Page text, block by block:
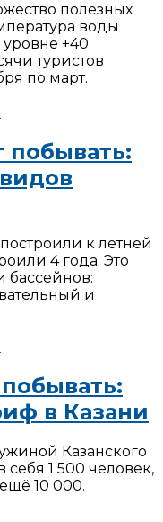
полезных
воды
+40
туристов
по март.
побывать:
к летней
4 года. Это
бассейнов:
и
в Казани
Казанского
1 500 человек,
10 000.